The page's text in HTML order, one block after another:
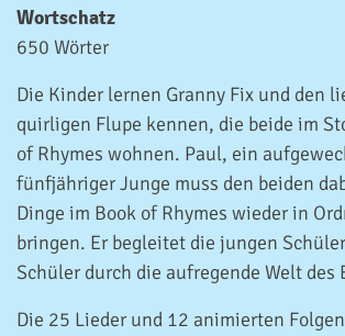
Wortschatz
650 Wörter
Die Kinder lernen Granny Fix und den
quirligen Flupe kennen, die beide im
of Rhymes wohnen. Paul, ein
fünfjähriger Junge muss den beiden
Dinge im Book of Rhymes wieder in
bringen. Er begleitet die jungen
Schüler durch die aufregende Welt des
Die 25 Lieder und 12 animierten